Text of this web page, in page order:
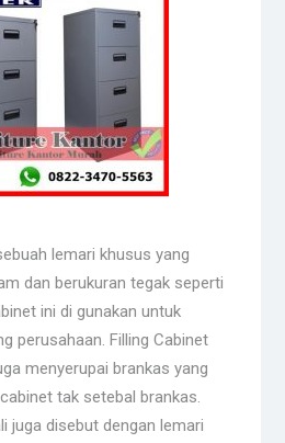
lemari khusus yang
dan berukuran tegak seperti
ini di gunakan untuk
perusahaan. Filling Cabinet
menyerupai brankas yang
tak setebal brankas.
juga disebut dengan lemari